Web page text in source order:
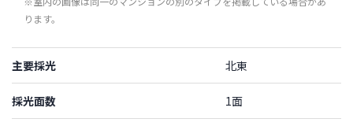
ります。
主要採光 北東
採光面数 1面